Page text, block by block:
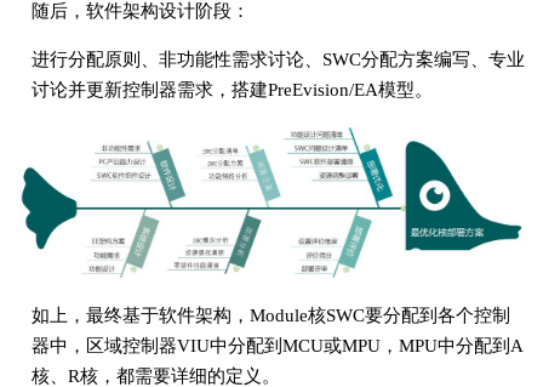
随后，软件架构设计阶段：
进行分配原则、非功能性需求讨论、SWC分配方案编写、专业
讨论并更新控制器需求，搭建PreEvision/EA模型。
如上，最终基于软件架构，Module核SWC要分配到各个控制
器中，区域控制器VIU中分配到MCU或MPU，MPU中分配到A
核、R核，都需要详细的定义。